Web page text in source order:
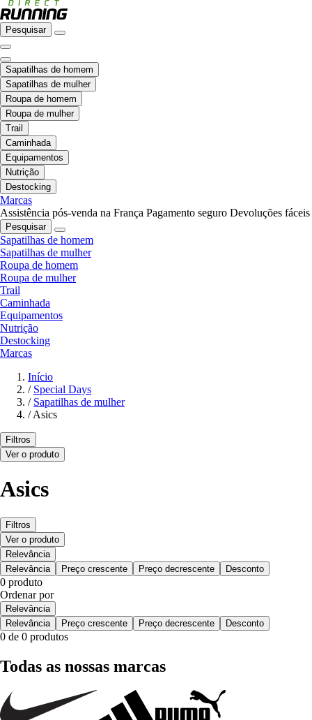
Pesquisar
Sapatilhas de homem
Sapatilhas de mulher
Roupa de homem
Roupa de mulher
Trail
Caminhada
Equipamentos
Nutrição
Destocking
Marcas
Assistência pós-venda na França Pagamento seguro Devoluções fáceis
Pesquisar
Sapatilhas de homem
Sapatilhas de mulher
Roupa de homem
Roupa de mulher
Trail
Caminhada
Equipamentos
Nutrição
Destocking
Marcas
Início
/ Special Days
/ Sapatilhas de mulher
/ Asics
Filtros
Ver o produto
Asics
Filtros
Ver o produto
Relevância
Relevância
Preço crescente Preço decrescente Desconto
0 produto
Ordenar por
Relevância
Relevância
Preço crescente Preço decrescente Desconto
0 de 0 produtos
Todas as nossas marcas